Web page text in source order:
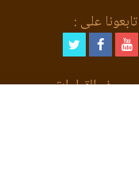
تابعونا على :
مصحف القراءات